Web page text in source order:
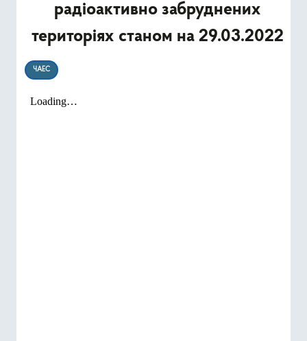
Type 2 or
Пошук
радіоактивно забруднених
територіях станом на 29.03.2022
ЧАЕС